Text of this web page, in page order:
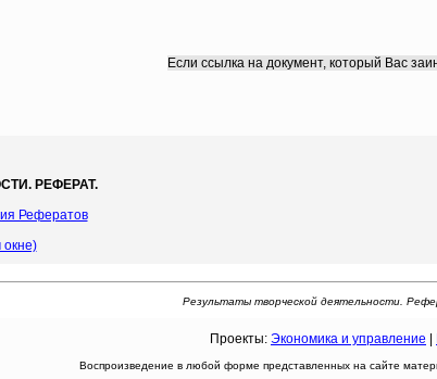
Если ссылка на документ, который Вас
РЕФЕРАТ.
Рефератов
окне)
Результаты творческой деятельности.
Проекты: Экономика и управление
Воспроизведение в любой форме представленных на сайте